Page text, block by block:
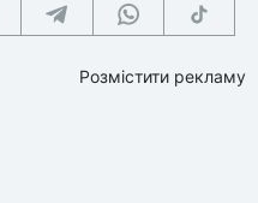
Розмістити рекламу